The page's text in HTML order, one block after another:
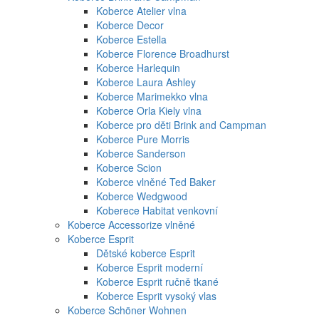
Koberce Atelier vlna
Koberce Decor
Koberce Estella
Koberce Florence Broadhurst
Koberce Harlequin
Koberce Laura Ashley
Koberce Marimekko vlna
Koberce Orla Kiely vlna
Koberce pro děti Brink and Campman
Koberce Pure Morris
Koberce Sanderson
Koberce Scion
Koberce vlněné Ted Baker
Koberce Wedgwood
Koberece Habitat venkovní
Koberce Accessorize vlněné
Koberce Esprit
Dětské koberce Esprit
Koberce Esprit moderní
Koberce Esprit ručně tkané
Koberce Esprit vysoký vlas
Koberce Schöner Wohnen